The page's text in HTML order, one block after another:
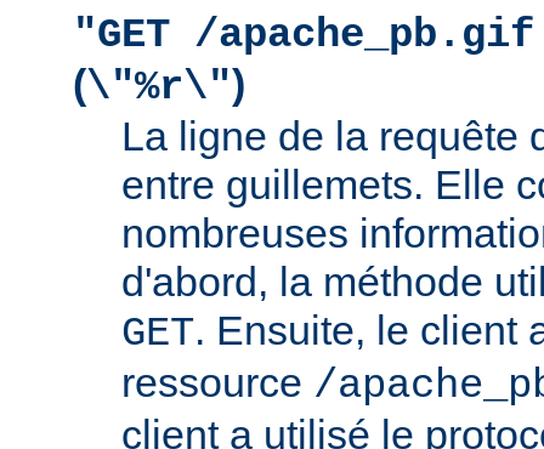
"GET /
(\"%r\")
La ligne de la requête
entre guillemets. Elle
nombreuses
d'abord, la méthode
GET. Ensuite, le client
ressource /
client a utilisé le